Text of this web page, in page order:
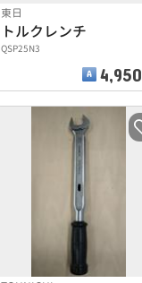
東日
トルクレンチ
QSP25N3
4,950